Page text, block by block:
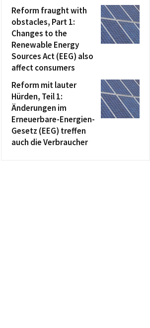
Reform fraught with
obstacles, Part 1:
Changes to the
Renewable Energy
Sources Act (EEG) also
affect consumers
Reform mit lauter
Hürden, Teil 1:
Änderungen im
Erneuerbare-Energien-
Gesetz (EEG) treffen
auch die Verbraucher